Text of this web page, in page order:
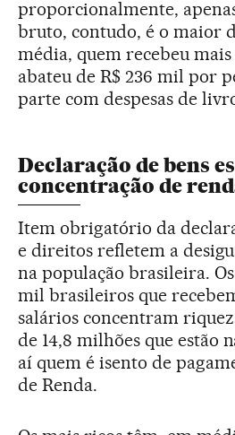
proporcionalmente,
bruto, contudo, é o maior
média, quem recebeu
abateu de R$ 236 mil por
parte com despesas de
Declaração de bens
concentração de
Item obrigatório da
e direitos refletem a
na população brasileira.
mil brasileiros que
salários concentram
de 14,8 milhões que estão
aí quem é isento de
de Renda.